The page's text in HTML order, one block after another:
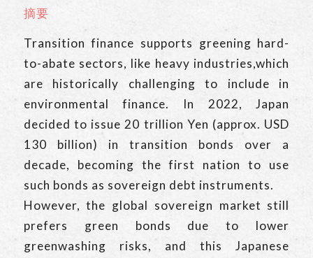
摘要
Transition finance supports greening hard-
to-abate sectors, like heavy industries,which
are historically challenging to include in
environmental finance. In 2022, Japan
decided to issue 20 trillion Yen (approx. USD
130 billion) in transition bonds over a
decade, becoming the first nation to use
such bonds as sovereign debt instruments.
However, the global sovereign market still
prefers green bonds due to lower
greenwashing risks, and this Japanese